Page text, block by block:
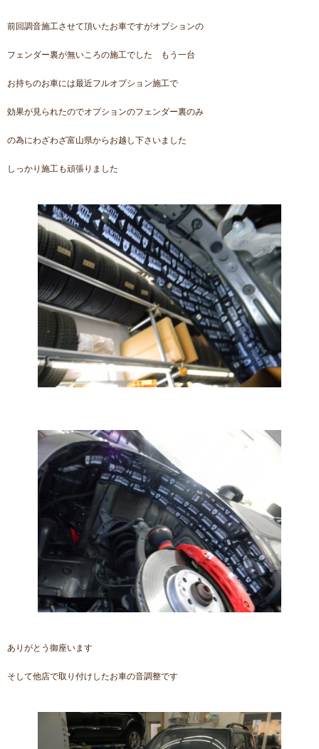
前回調音施工させて頂いたお車ですがオプションの
フェンダー裏が無いころの施工でした もう一台
お持ちのお車には最近フルオプション施工で
効果が見られたのでオプションのフェンダー裏のみ
の為にわざわざ富山県からお越し下さいました
しっかり施工も頑張りました
ありがとう御座います
そして他店で取り付けしたお車の音調整です